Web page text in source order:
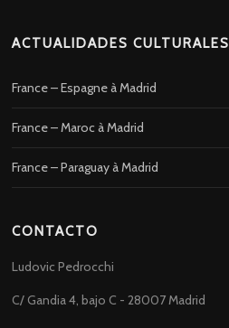
ACTUALIDADES CULTURALES
France – Espagne à Madrid
France – Maroc à Madrid
France – Paraguay à Madrid
CONTACTO
Ludovic Pedrocchi
C/ Gandia 4, bajo C - 28007 Madrid